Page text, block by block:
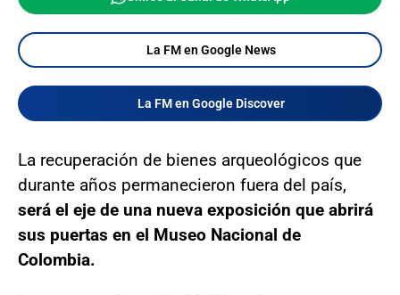
La FM en Google News
La FM en Google Discover
La recuperación de bienes arqueológicos que
durante años permanecieron fuera del país,
será el eje de una nueva exposición que abrirá
sus puertas en el Museo Nacional de
Colombia.